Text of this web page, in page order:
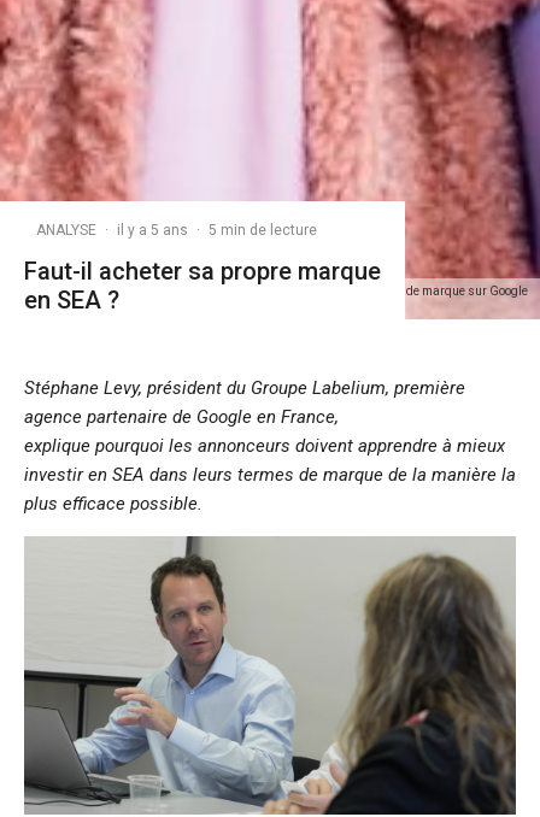
interview Stéphane Levy, président du Groupe Labelium sur la protection de marque sur Google
Ads
ANALYSE · il y a 5 ans · 5 min de lecture
Faut-il acheter sa propre marque
en SEA ?
Stéphane Levy, président du Groupe Labelium, première
agence partenaire de Google en France,
explique pourquoi les annonceurs doivent apprendre à mieux
investir en SEA dans leurs termes de marque de la manière la
plus efficace possible.